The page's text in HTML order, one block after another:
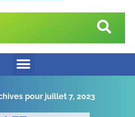
pour juillet 7, 2023